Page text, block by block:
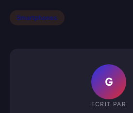
Smartphones
G
ECRIT PAR